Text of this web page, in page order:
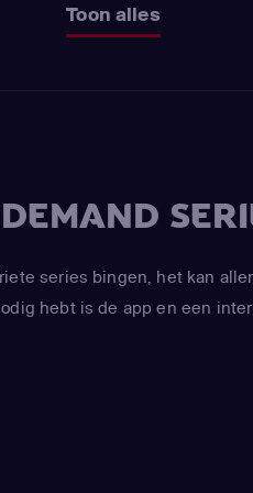
Toon alles
series bingen, het kan
hebt is de app en een